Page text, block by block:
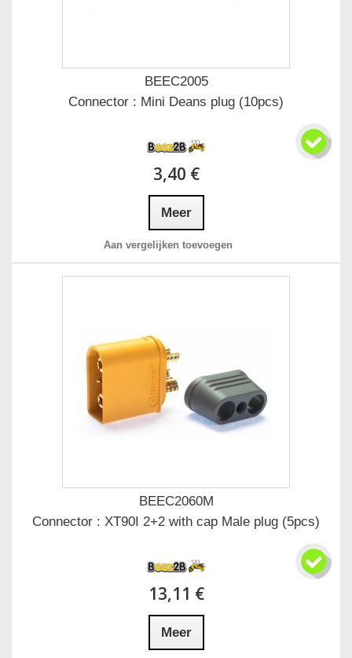
BEEC2005
Connector : Mini Deans plug (10pcs)
3,40 €
Meer
Aan vergelijken toevoegen
BEEC2060M
Connector : XT90I 2+2 with cap Male plug (5pcs)
13,11 €
Meer